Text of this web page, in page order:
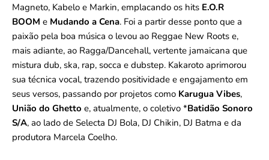
Magneto, Kabelo e Markin, emplacando os hits E.O.R
BOOM e Mudando a Cena. Foi a partir desse ponto que a
paixão pela boa música o levou ao Reggae New Roots e,
mais adiante, ao Ragga/Dancehall, vertente jamaicana que
mistura dub, ska, rap, socca e dubstep. Kakaroto aprimorou
sua técnica vocal, trazendo positividade e engajamento em
seus versos, passando por projetos como Karugua Vibes,
União do Ghetto e, atualmente, o coletivo *Batidão Sonoro
S/A, ao lado de Selecta DJ Bola, DJ Chikin, DJ Batma e da
produtora Marcela Coelho.